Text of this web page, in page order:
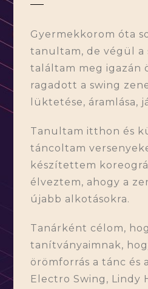
Gyermekkorom óta
tanultam, de végül a
találtam meg igazán
ragadott a swing
lüktetése, áramlása,
Tanultam itthon és
táncoltam
készítettem
élveztem, ahogy a
újabb alkotásokra.
Tanárként célom,
tanítványaimnak,
örömforrás a tánc és
Electro Swing, Lindy